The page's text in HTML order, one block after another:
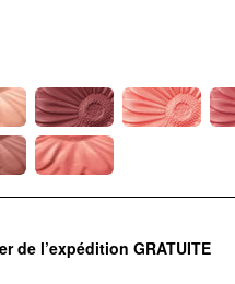
de l’expédition GRATUITE